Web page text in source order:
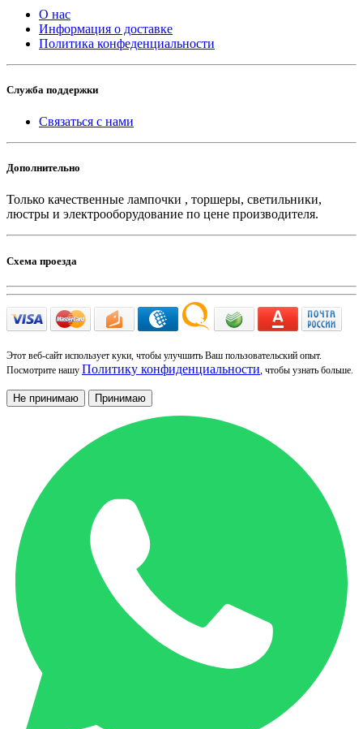
О нас
Информация о доставке
Политика конфеденциальности
Служба поддержки
Связаться с нами
Дополнительно
Только качественные лампочки , торшеры, светильники,
люстры и электрооборудование по цене производителя.
Схема проезда
Этот веб-сайт использует куки, чтобы улучшить Ваш пользовательский опыт.
Посмотрите нашу Политику конфиденциальности, чтобы узнать больше.
Не принимаю Принимаю